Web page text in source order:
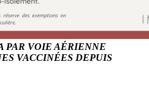
PAR VOIE AÉRIENNE
VACCINÉES DEPUIS